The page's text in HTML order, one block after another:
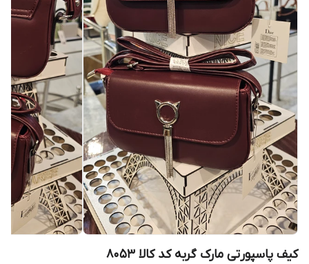
کیف پاسپورتی مارک گربه کد کالا ۸۰۵۳